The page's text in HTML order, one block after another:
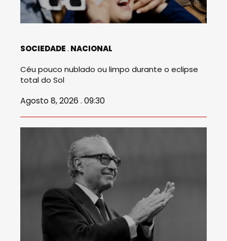
SOCIEDADE NACIONAL
Céu pouco nublado ou limpo durante o eclipse
total do Sol
Agosto 8, 2026 . 09:30